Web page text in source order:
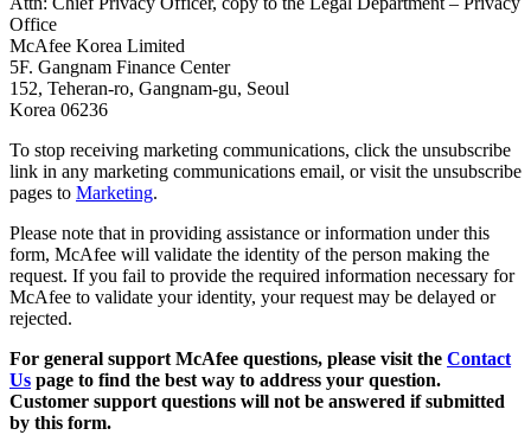
Office
McAfee Korea Limited
5F. Gangnam Finance Center
152, Teheran-ro, Gangnam-gu, Seoul
Korea 06236
To stop receiving marketing communications, click the unsubscribe
link in any marketing communications email, or visit the unsubscribe
pages to Marketing.
Please note that in providing assistance or information under this
form, McAfee will validate the identity of the person making the
request. If you fail to provide the required information necessary for
McAfee to validate your identity, your request may be delayed or
rejected.
For general support McAfee questions, please visit the Contact
Us page to find the best way to address your question.
Customer support questions will not be answered if submitted
by this form.